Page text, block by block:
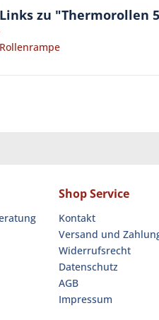
zu "Thermorollen
Shop Service
Kontakt
Versand und
Widerrufsrecht
Datenschutz
AGB
Impressum